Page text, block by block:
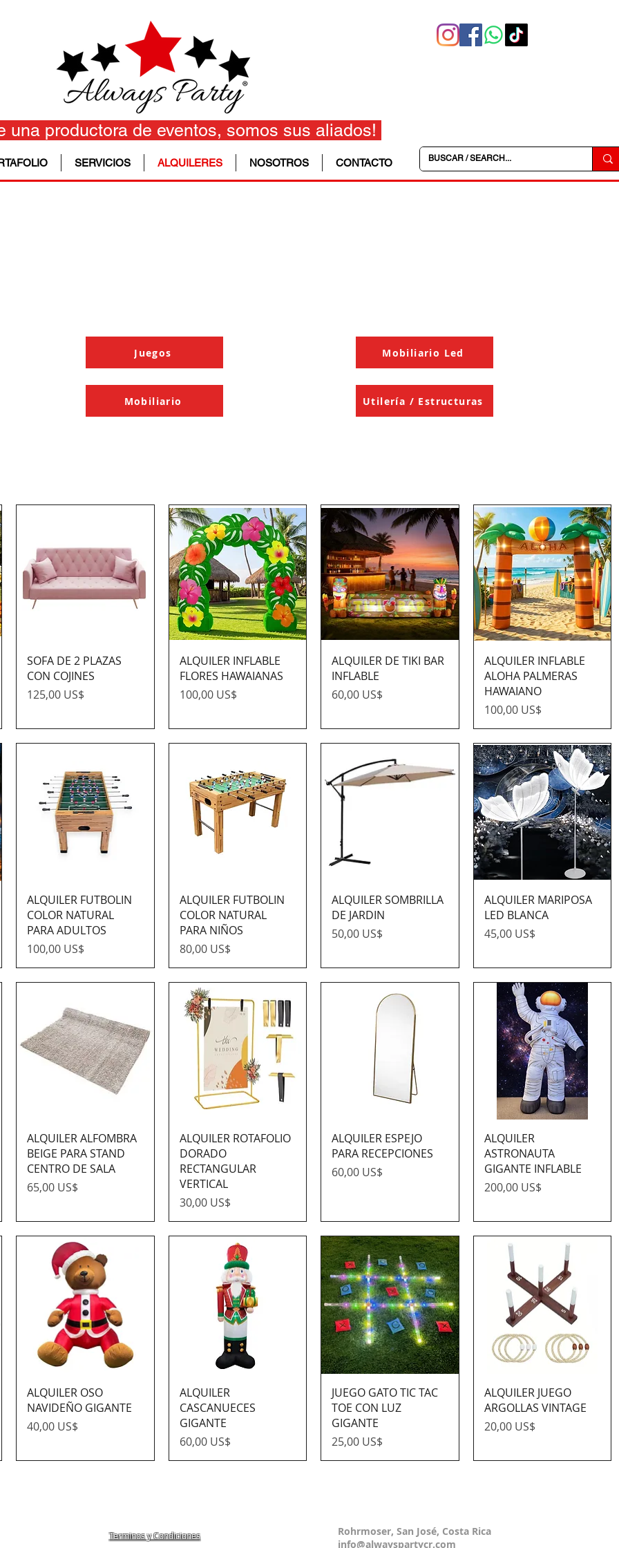
una productora de eventos, somos sus aliados!
SERVICIOS ALQUILERES NOSOTROS CONTACTO
Juegos
Mobiliario
Mobiliario Led
Utilería / Estructuras
SOFA DE 2 PLAZAS
CON COJINES
Precio
125,00 US$
ALQUILER INFLABLE
FLORES HAWAIANAS
Precio
100,00 US$
ALQUILER DE TIKI BAR
INFLABLE
Precio
60,00 US$
ALQUILER INFLABLE
ALOHA PALMERAS
HAWAIANO
Precio
100,00 US$
ALQUILER FUTBOLIN
COLOR NATURAL
PARA ADULTOS
Precio
100,00 US$
ALQUILER FUTBOLIN
COLOR NATURAL
PARA NIÑOS
Precio
80,00 US$
ALQUILER SOMBRILLA
DE JARDIN
Precio
50,00 US$
ALQUILER MARIPOSA
LED BLANCA
Precio
45,00 US$
ALQUILER ALFOMBRA
BEIGE PARA STAND
CENTRO DE SALA
Precio
65,00 US$
ALQUILER ROTAFOLIO
DORADO
RECTANGULAR
VERTICAL
Precio
30,00 US$
ALQUILER ESPEJO
PARA RECEPCIONES
Precio
60,00 US$
ALQUILER
ASTRONAUTA
GIGANTE INFLABLE
Precio
200,00 US$
ALQUILER OSO
NAVIDEÑO GIGANTE
Precio
40,00 US$
ALQUILER
CASCANUECES
GIGANTE
Precio
60,00 US$
JUEGO GATO TIC TAC
TOE CON LUZ
GIGANTE
Precio
25,00 US$
ALQUILER JUEGO
ARGOLLAS VINTAGE
Precio
20,00 US$
Rohrmoser, San José, Costa Rica
info@alwayspartycr.com
Terminos y Condiciones